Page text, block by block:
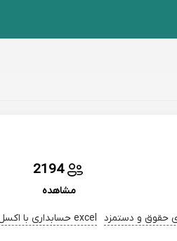
2194
مشاهده
حقوق و دستمزد excel حسابداری با اکسل